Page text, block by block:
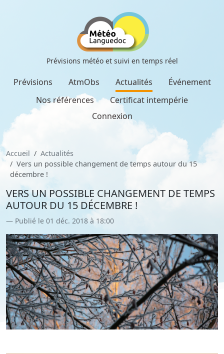
Prévisions météo et suivi en temps réel
Prévisions AtmObs Actualités
Événement
Nos références
Certificat intempérie
Connexion
Accueil
Actualités
Vers un possible changement de temps autour du 15
décembre !
VERS UN POSSIBLE CHANGEMENT DE TEMPS
AUTOUR DU 15 DÉCEMBRE !
Publié le 01 déc. 2018 à 18:00